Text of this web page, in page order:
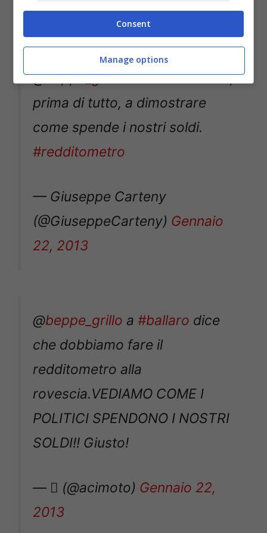
Su una cosa son d’accordo con
beppe_grillo. Che sia lo Stato,
prima di tutto, a dimostrare
come spende i nostri soldi.
#redditometro
(@GiuseppeCarteny)
22, 2013
che dobbiamo fare il
redditometro alla
rovescia.VEDIAMO COME I
POLITICI SPENDONO I NOSTRI
SOLDI!! Giusto!
2013
Consent
Manage options